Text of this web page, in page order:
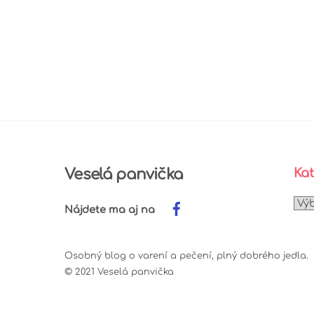
Veselá panvička
Nájdete ma aj na
Osobný blog o varení a pečení, plný dobrého jedla.
© 2021 Veselá panvička